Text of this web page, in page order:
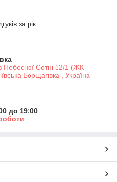
за рік
Небесної Сотні 32/1 (ЖК
Борщагівка , Україна
до 19:00